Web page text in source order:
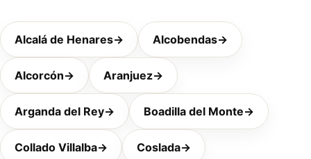
Alcalá de Henares→ Alcobendas→
Alcorcón→ Aranjuez→
Arganda del Rey→ Boadilla del Monte→
Collado Villalba→ Coslada→